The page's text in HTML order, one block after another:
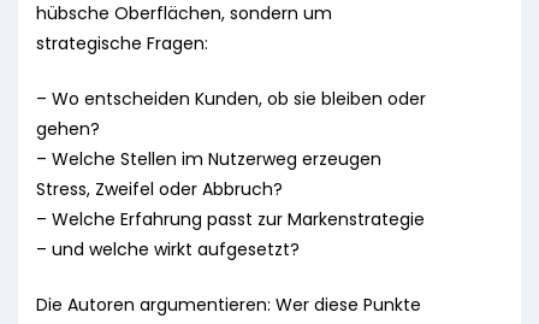
hübsche Oberflächen, sondern um
strategische Fragen:
– Wo entscheiden Kunden, ob sie bleiben oder
gehen?
– Welche Stellen im Nutzerweg erzeugen
Stress, Zweifel oder Abbruch?
– Welche Erfahrung passt zur Markenstrategie
– und welche wirkt aufgesetzt?
Die Autoren argumentieren: Wer diese Punkte